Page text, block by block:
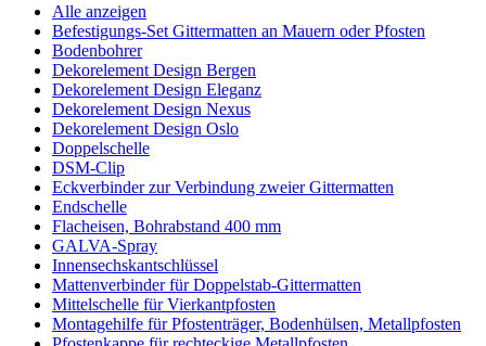
Alle anzeigen
Befestigungs-Set Gittermatten an Mauern oder Pfosten
Bodenbohrer
Dekorelement Design Bergen
Dekorelement Design Eleganz
Dekorelement Design Nexus
Dekorelement Design Oslo
Doppelschelle
DSM-Clip
Eckverbinder zur Verbindung zweier Gittermatten
Endschelle
Flacheisen, Bohrabstand 400 mm
GALVA-Spray
Innensechskantschlüssel
Mattenverbinder für Doppelstab-Gittermatten
Mittelschelle für Vierkantpfosten
Montagehilfe für Pfostenträger, Bodenhülsen, Metallpfosten